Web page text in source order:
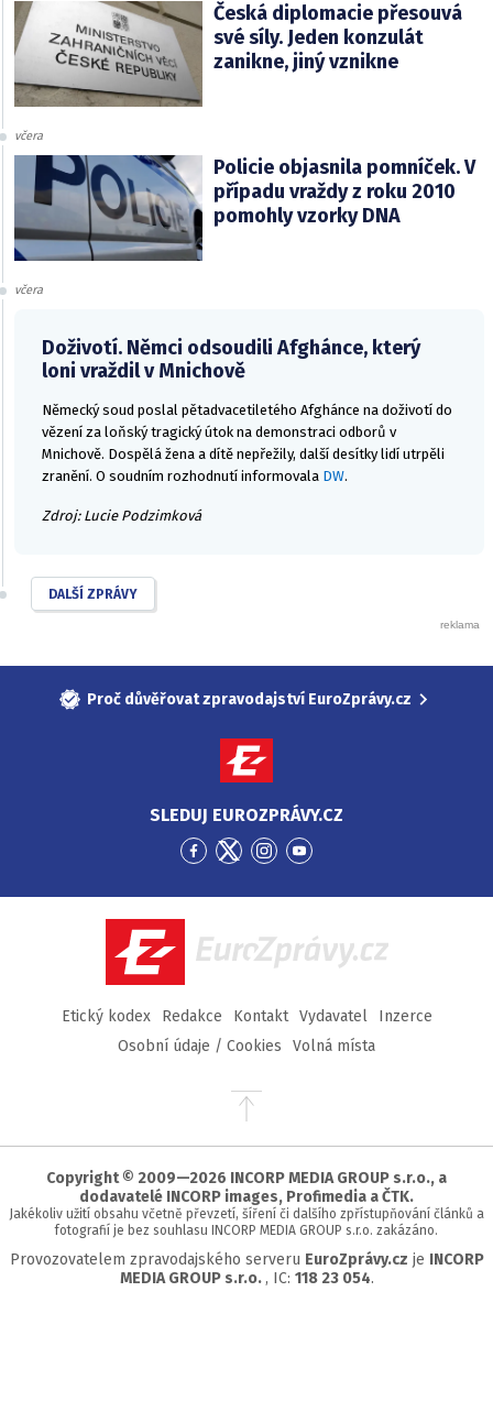
Česká diplomacie přesouvá
své síly. Jeden konzulát
zanikne, jiný vznikne
včera
Policie objasnila pomníček. V
případu vraždy z roku 2010
pomohly vzorky DNA
včera
Doživotí. Němci odsoudili Afghánce, který
loni vraždil v Mnichově
Německý soud poslal pětadvacetiletého Afghánce na doživotí do
vězení za loňský tragický útok na demonstraci odborů v
Mnichově. Dospělá žena a dítě nepřežily, další desítky lidí utrpěli
zranění. O soudním rozhodnutí informovala DW.
Zdroj: Lucie Podzimková
DALŠÍ ZPRÁVY
Proč důvěřovat zpravodajství EuroZprávy.cz
SLEDUJ EUROZPRÁVY.CZ
Přejít
Facebook
Přejít
Twitter
Přejít
Instagram
Přejít
YouTube
EuroZprávy.cz
Etický kodex Redakce Kontakt Vydavatel
Inzerce
Osobní údaje / Cookies
Volná místa
Přejít
stránky
Copyright © 2009—2026 INCORP MEDIA GROUP s.r.o., a
dodavatelé INCORP images, Profimedia a ČTK.
Jakékoliv užití obsahu včetně převzetí, šíření či dalšího zpřístupňování článků a
fotografií je bez souhlasu INCORP MEDIA GROUP s.r.o. zakázáno.
Provozovatelem zpravodajského serveru EuroZprávy.cz je INCORP
MEDIA GROUP s.r.o., IC: 118 23 054.